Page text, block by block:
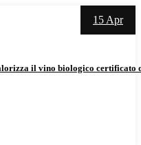
e dai voce al futuro del
15 Apr
il vino biologico certificato